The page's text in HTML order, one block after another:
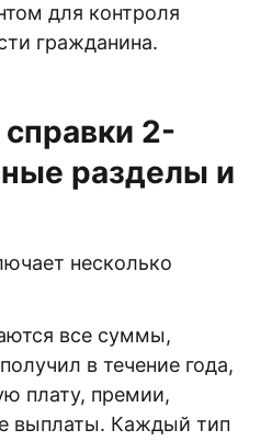
для контроля
гражданина.
2-
разделы и
несколько
все суммы,
в течение года,
плату, премии,
выплаты. Каждый тип